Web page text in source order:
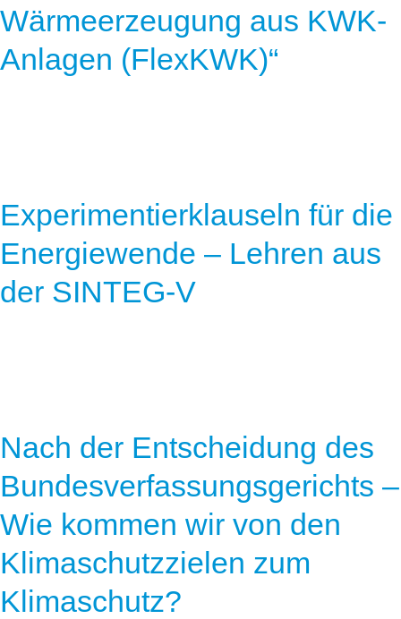
Wärmeerzeugung aus KWK-
Anlagen (FlexKWK)“
Experimentierklauseln für die
Energiewende – Lehren aus
der SINTEG-V
Nach der Entscheidung des
Bundesverfassungsgerichts –
Wie kommen wir von den
Klimaschutzzielen zum
Klimaschutz?